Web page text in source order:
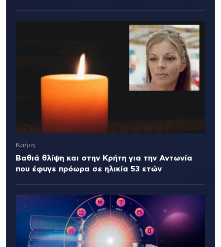
Κρήτη
Βαθιά θλίψη και στην Κρήτη για την Αντωνία
που έφυγε πρόωρα σε ηλικία 53 ετών